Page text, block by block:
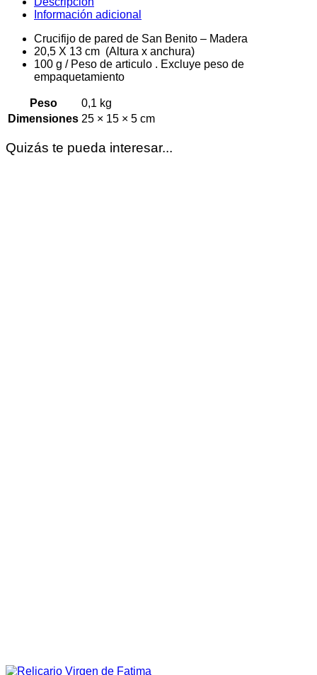
Madera
cantidad
Información adicional
Crucifijo de pared de San Benito – Madera
20,5 X 13 cm (Altura x anchura)
100 g / Peso de articulo . Excluye peso de
empaquetamiento
Peso
0,1 kg
Dimensiones 25 × 15 × 5 cm
Quizás te pueda interesar...